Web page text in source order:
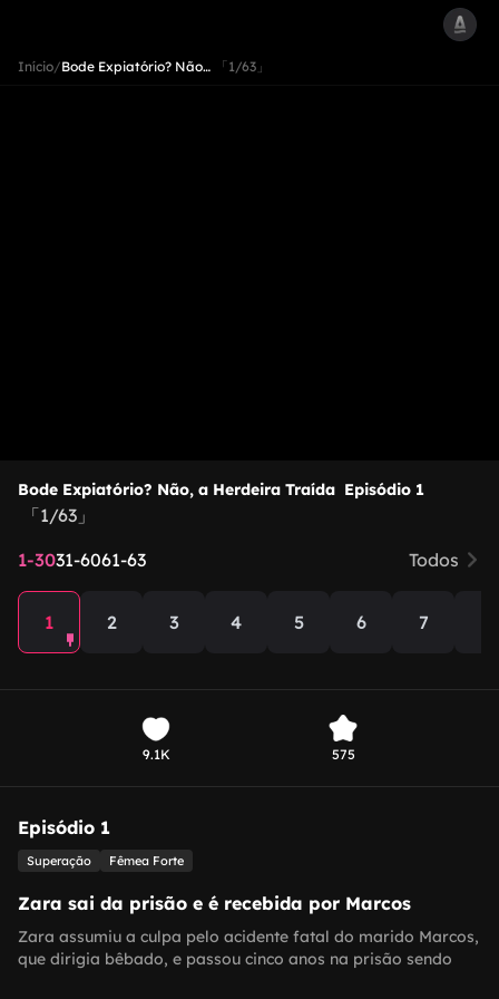
Início/Bode Expiatório? Não… 「1/63」
Bode Expiatório? Não, a Herdeira Traída Episódio 1
「1/63」
1-3031-6061-63 Todos
1 2 3 4 5 6 7
9.1K 575
Episódio 1
Superação Fêmea Forte
Zara sai da prisão e é recebida por Marcos
Zara assumiu a culpa pelo acidente fatal do marido Marcos,
que dirigia bêbado, e passou cinco anos na prisão sendo